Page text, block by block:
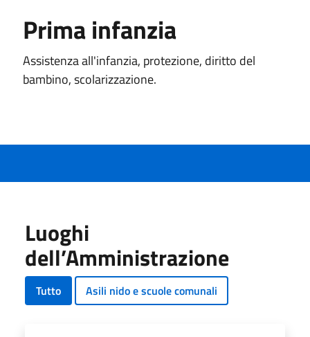
Prima infanzia
Assistenza all'infanzia, protezione, diritto del
bambino, scolarizzazione.
Luoghi
dell’Amministrazione
Tutto Asili nido e scuole comunali